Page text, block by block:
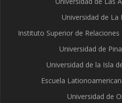
Universidad de La
Instituto Superior de Relaciones
Universidad de
Universidad de la Isla
Escuela
Universidad de